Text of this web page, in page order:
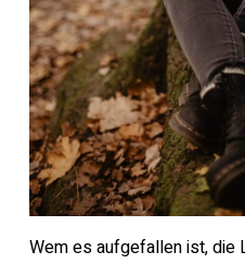
Wem es aufgefallen ist, die